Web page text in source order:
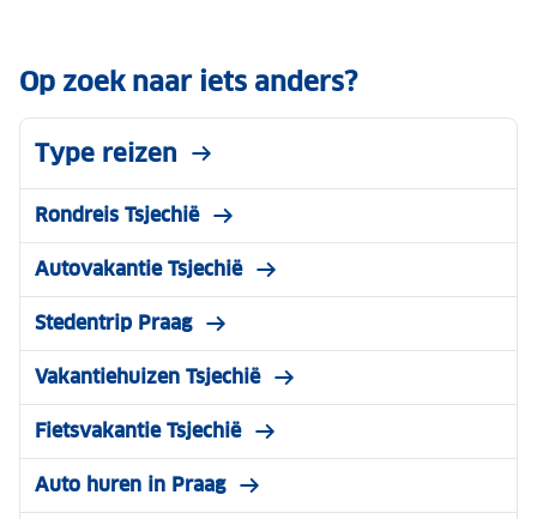
Op zoek naar iets anders?
Type reizen
Rondreis Tsjechië
Autovakantie Tsjechië
Stedentrip Praag
Vakantiehuizen Tsjechië
Fietsvakantie Tsjechië
Auto huren in Praag